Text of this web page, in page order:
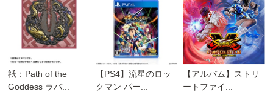
祇：Path of the
Goddess ラバ...
【PS4】流星のロッ
クマン パー...
【アルバム】ストリ
ートファイ...